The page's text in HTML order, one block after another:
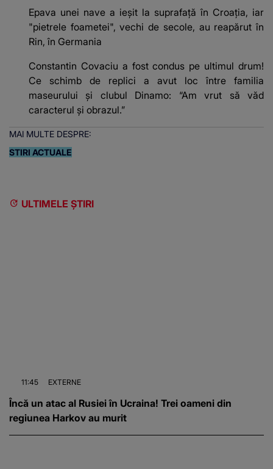
Epava unei nave a ieșit la suprafață în Croația, iar
"pietrele foametei", vechi de secole, au reapărut în
Rin, în Germania
Constantin Covaciu a fost condus pe ultimul drum!
Ce schimb de replici a avut loc între familia
maseurului și clubul Dinamo: “Am vrut să văd
caracterul și obrazul.”
MAI MULTE DESPRE:
STIRI ACTUALE
ULTIMELE ȘTIRI
11:45 EXTERNE
Încă un atac al Rusiei în Ucraina! Trei oameni din
regiunea Harkov au murit